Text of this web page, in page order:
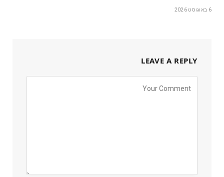
6 באוגוסט 2026
LEAVE A REPLY